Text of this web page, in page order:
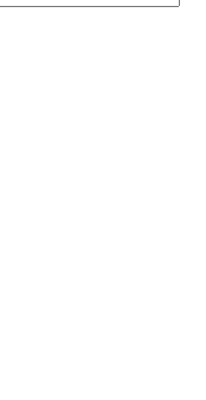
mont ceket kot Kapıda